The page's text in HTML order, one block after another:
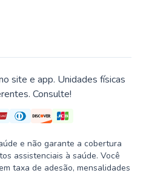
site e app. Unidades físicas
Consulte!
e não garante a cobertura
assistenciais à saúde. Você
taxa de adesão, mensalidades